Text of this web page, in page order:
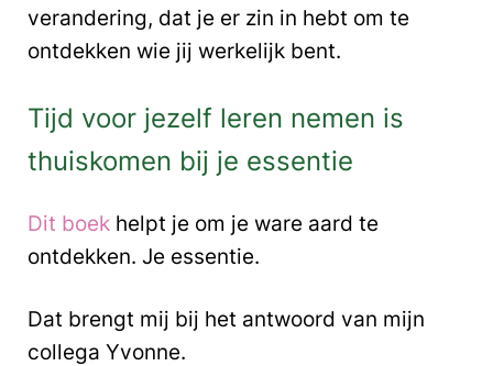
verandering, dat je er zin in hebt om te
ontdekken wie jij werkelijk bent.
Tijd voor jezelf leren nemen is
thuiskomen bij je essentie
Dit boekhelpt je om je ware aard te
ontdekken. Je essentie.
Dat brengt mij bij het antwoord van mijn
collega Yvonne.